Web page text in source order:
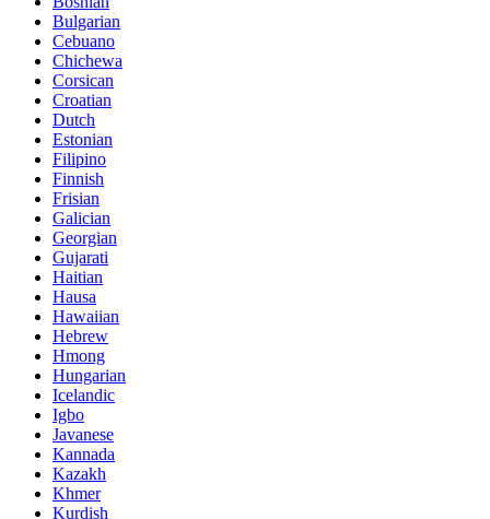
Bulgarian
Cebuano
Chichewa
Corsican
Croatian
Dutch
Estonian
Filipino
Finnish
Frisian
Galician
Georgian
Gujarati
Haitian
Hausa
Hawaiian
Hebrew
Hmong
Hungarian
Icelandic
Igbo
Javanese
Kannada
Kazakh
Khmer
Kurdish